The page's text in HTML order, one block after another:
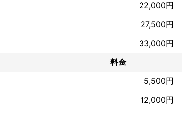
22,000円
27,500円
33,000円
料金
5,500円
12,000円